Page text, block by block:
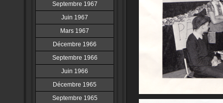
Septembre 1967
Juin 1967
Mars 1967
Décembre 1966
Septembre 1966
Juin 1966
Décembre 1965
Septembre 1965